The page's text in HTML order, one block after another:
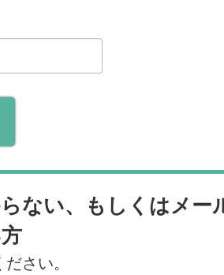
ない、もしくはメー
さい。